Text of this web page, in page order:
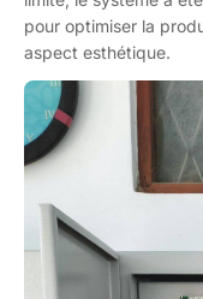
pour optimiser la
aspect esthétique.